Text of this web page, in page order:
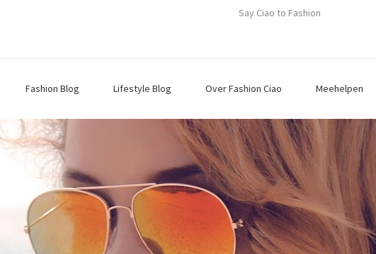
Say Ciao to Fashion
Fashion Blog Lifestyle Blog Over Fashion Ciao Meehelpen